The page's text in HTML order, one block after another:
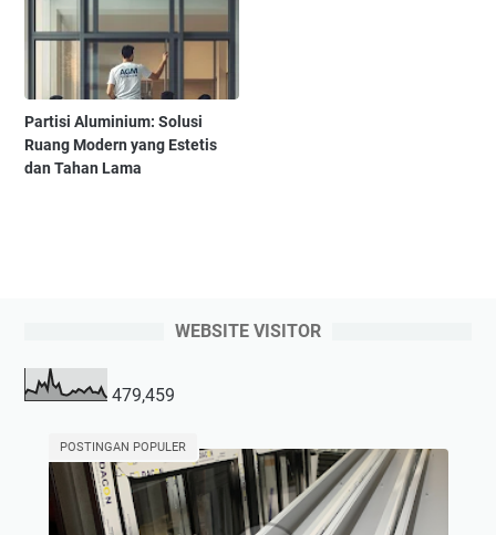
Partisi Aluminium: Solusi
Ruang Modern yang Estetis
dan Tahan Lama
WEBSITE VISITOR
479,459
POSTINGAN POPULER